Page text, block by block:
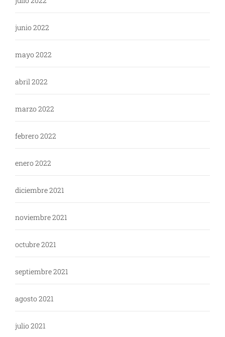
junio 2022
mayo 2022
abril 2022
marzo 2022
febrero 2022
enero 2022
diciembre 2021
noviembre 2021
octubre 2021
septiembre 2021
agosto 2021
julio 2021